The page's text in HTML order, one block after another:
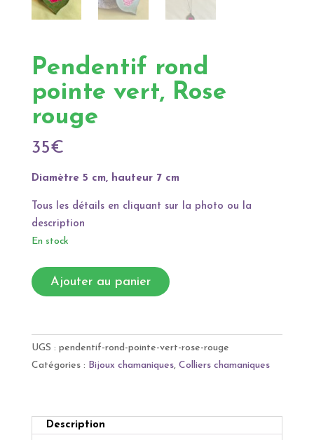
Pendentif rond
pointe vert, Rose
rouge
35€
Diamètre 5 cm, hauteur 7 cm
Tous les détails en cliquant sur la photo ou la
description
En stock
quantité
de
pointe
vert,
Ajouter au panier
A
r
n
i
v
UGS : pendentif-rond-pointe-vert-rose-rouge
Catégories : Bijoux chamaniques, Colliers chamaniques
Description